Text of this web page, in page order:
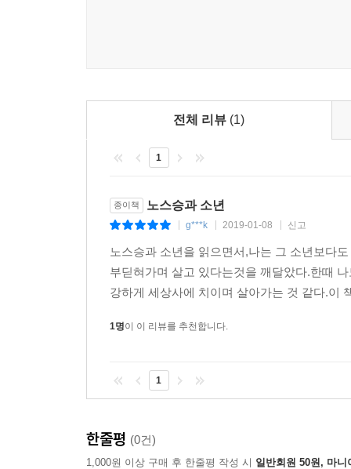
전체 리뷰 (1)
1
종이책 노스승과 소년
g***k 2019-01-08 신고
노스승과 소년을 읽으면서,나는 그 소년보다
부딛혀가며 살고 있다는것을 깨달았다.한때
강하게 세상사에 치이며 살아가는 것 같다.이
1명이 이 리뷰를 추천합니다.
1
한줄평 (0건)
1,000원 이상 구매 후 한줄평 작성 시 일반회원 50원, 마니